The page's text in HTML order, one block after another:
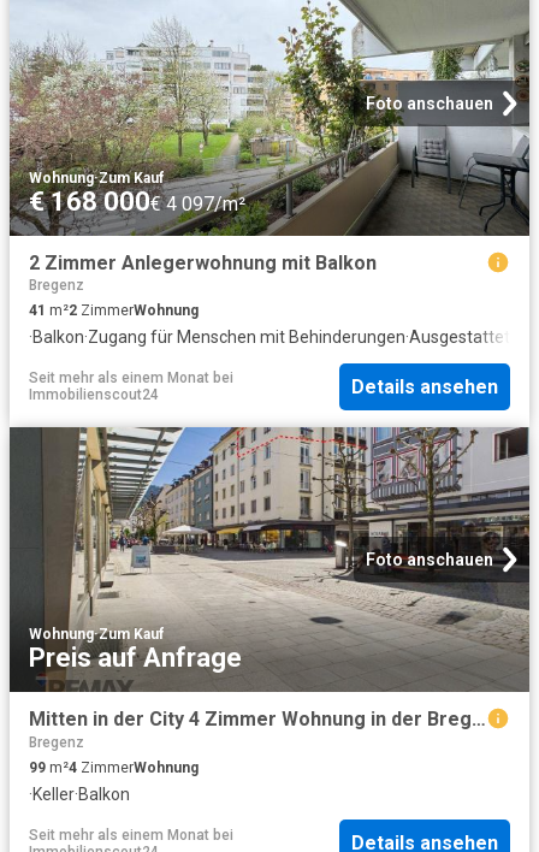
Foto anschauen
Wohnung·Zum Kauf
€ 168 000€ 4 097/m²
2 Zimmer Anlegerwohnung mit Balkon
Bregenz
41 m²2 ZimmerWohnung
·Balkon·Zugang für Menschen mit Behinderungen·Ausgestattete
Seit mehr als einem Monat bei
Immobilienscout24
Details ansehen
Foto anschauen
Wohnung·Zum Kauf
Preis auf Anfrage
Mitten in der City 4 Zimmer Wohnung in der Bregenzer Fußgängerzone
Bregenz
99 m²4 ZimmerWohnung
·Keller·Balkon
Seit mehr als einem Monat bei
Details ansehen